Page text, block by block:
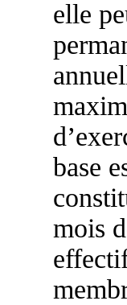
elle
base
mois